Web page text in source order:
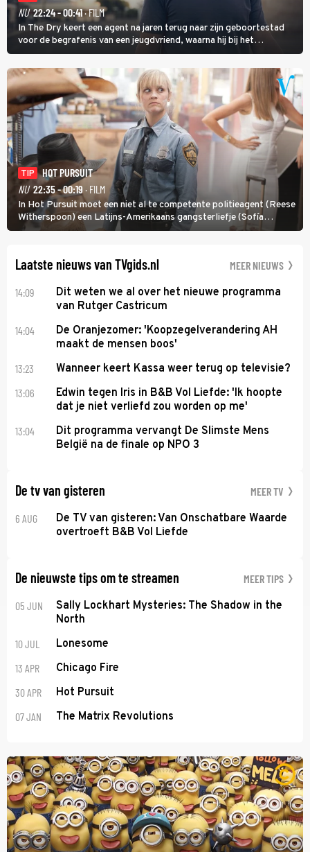
NU 22:24 - 00:41· FILM
In The Dry keert een agent na jaren terug naar zijn geboortestad
voor de begrafenis van een jeugdvriend, waarna hij bij het
onderzoeken van diens dood een verband begint te vermoeden
met een oude zaak.
TIP
HOT PURSUIT
NU 22:35 - 00:19· FILM
In Hot Pursuit moet een niet al te competente politieagent (Reese
Witherspoon) een Latijns-Amerikaans gangsterliefje (Sofía
Vergara) beschermen tegen corrupte agenten en moordlustige
Laatste nieuws van TVgids.nl MEER NIEUWS
14:09
Dit weten we al over het nieuwe programma
van Rutger Castricum
14:04
De Oranjezomer: 'Koopzegelverandering AH
maakt de mensen boos'
13:23 Wanneer keert Kassa weer terug op televisie?
13:06
Edwin tegen Iris in B&B Vol Liefde: 'Ik hoopte
dat je niet verliefd zou worden op me'
13:04
Dit programma vervangt De Slimste Mens
België na de finale op NPO 3
De tv van gisteren MEER TV
6 AUG
De TV van gisteren: Van Onschatbare Waarde
overtroeft B&B Vol Liefde
De nieuwste tips om te streamen MEER TIPS
05 JUN
Sally Lockhart Mysteries: The Shadow in the
North
10 JUL Lonesome
13 APR Chicago Fire
30 APR Hot Pursuit
07 JAN The Matrix Revolutions